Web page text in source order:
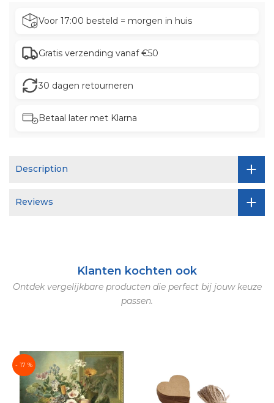
Voor 17:00 besteld = morgen in huis
Gratis verzending vanaf €50
30 dagen retourneren
Betaal later met Klarna
Description
Reviews
Klanten kochten ook
Ontdek vergelijkbare producten die perfect bij jouw keuze
passen.
- 17 %